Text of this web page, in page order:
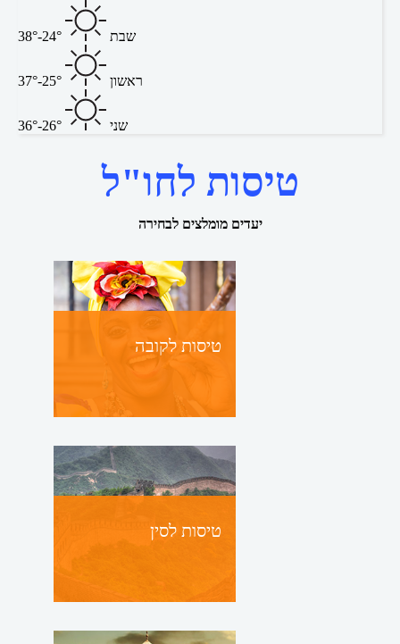
שבת 24°-38°
ראשון 25°-37°
שני 26°-36°
טיסות לחו"ל
יעדים מומלצים לבחירה
טיסות לקובה
טיסות לסין